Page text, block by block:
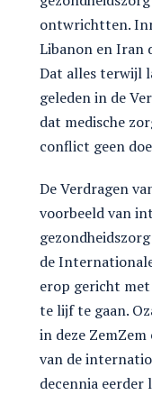
ontwrichtten.
Libanon en Iran
Dat alles terwijl
geleden in de
dat medische
conflict geen
De Verdragen
voorbeeld van
de
erop gericht
te lijf te gaan.
in deze
van de
decennia eerder